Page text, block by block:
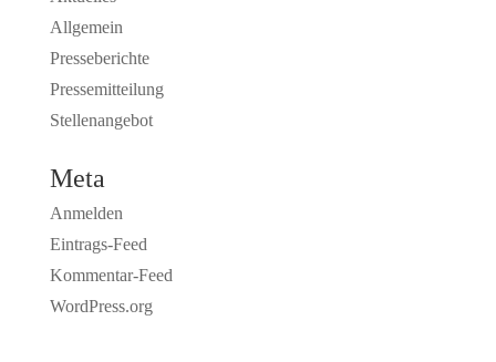
Allgemein
Presseberichte
Pressemitteilung
Stellenangebot
Meta
Anmelden
Eintrags-Feed
Kommentar-Feed
WordPress.org